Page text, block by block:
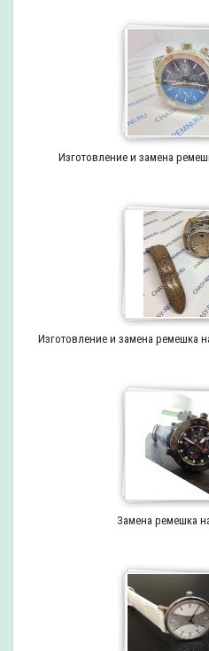
Изготовление и замена
Изготовление и замена ремешка
Замена ремешка